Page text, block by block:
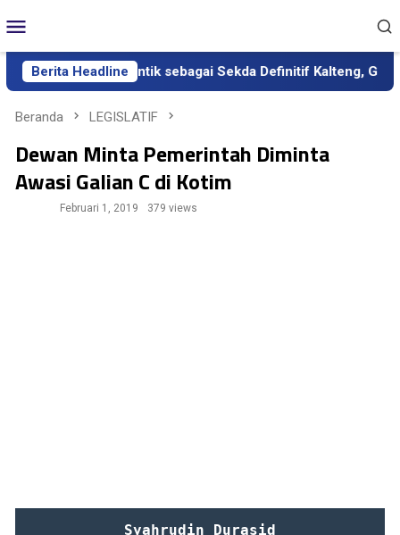
ke
kontenMobile
Berita Headline
Resmi Dilantik sebagai Sekda Definitif Kalteng, Gubernur
Beranda LEGISLATIF
Dewan Minta Pemerintah Diminta
Awasi Galian C di Kotim
Februari 1, 2019 379 views
Syahrudin Durasid